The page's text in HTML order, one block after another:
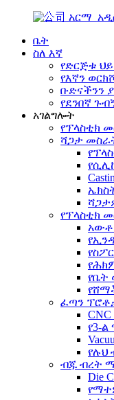
ቤት
ስለ እኛ
የድርጅቱ
የእኛን
ቡድናችንን
የደንበኛ
አገልግሎት
የፕላስቲክ
ሻጋታ
የፕላስቲክ
የቤት
ፈጣን
የ3-
የሉህ
ብጁ ብረት
Die